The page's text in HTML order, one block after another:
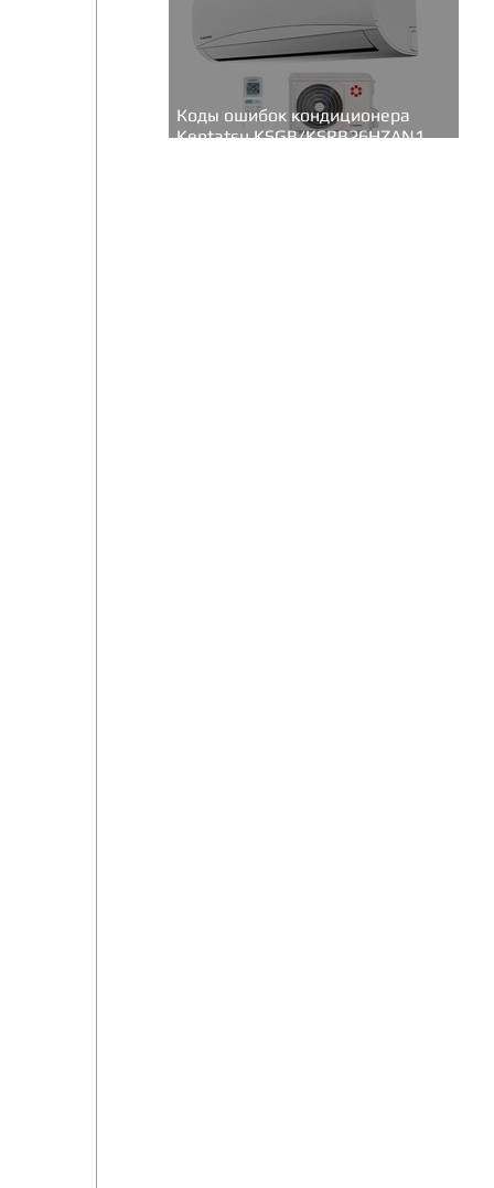
Коды ошибок кондиционера
Kentatsu KSGB/KSRB26HZAN1